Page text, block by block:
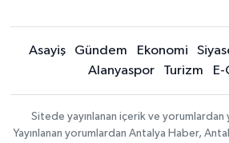
Asayiş Gündem Ekonomi
Alanyaspor
Turizm
Sitede yayınlanan içerik ve yorumlardan
Yayınlanan yorumlardan Antalya Haber,